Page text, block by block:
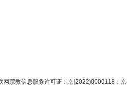
网宗教信息服务许可证：京(2022)0000118；京